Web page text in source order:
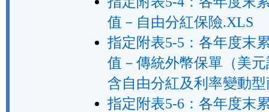
值－自由分紅保險.XLS
指定附表5-5：各年度末
值－傳統外幣保單（美
含自由分紅及利率變動
指定附表5-6：各年度末